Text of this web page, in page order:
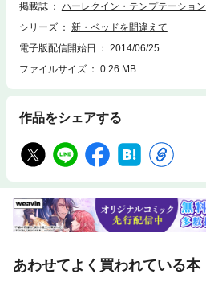
よね？
掲載誌
ハーレクイン・テンプテーション
シリーズ
新・ベッドを間違えて
電子版配信開始日
2014/06/25
ファイルサイズ
0.26 MB
作品をシェアする
あわせてよく買われている本